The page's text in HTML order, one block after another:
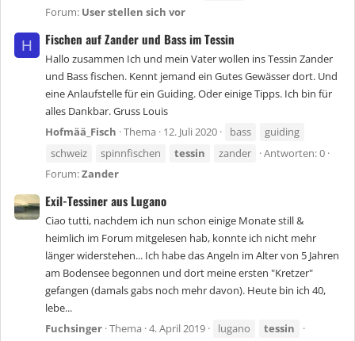
Forum: User stellen sich vor
H Fischen auf Zander und Bass im Tessin
Hallo zusammen Ich und mein Vater wollen ins Tessin Zander
und Bass fischen. Kennt jemand ein Gutes Gewässer dort. Und
eine Anlaufstelle für ein Guiding. Oder einige Tipps. Ich bin für
alles Dankbar. Gruss Louis
Hofmää_Fisch Thema 12. Juli 2020 bass
guiding
schweiz
spinnfischen tessin zander
Antworten: 0
Forum:Zander
Exil-Tessiner aus Lugano
Ciao tutti, nachdem ich nun schon einige Monate still &
heimlich im Forum mitgelesen hab, konnte ich nicht mehr
länger widerstehen... Ich habe das Angeln im Alter von 5 Jahren
am Bodensee begonnen und dort meine ersten "Kretzer"
gefangen (damals gabs noch mehr davon). Heute bin ich 40,
lebe...
Fuchsinger Thema 4. April 2019 lugano
tessin